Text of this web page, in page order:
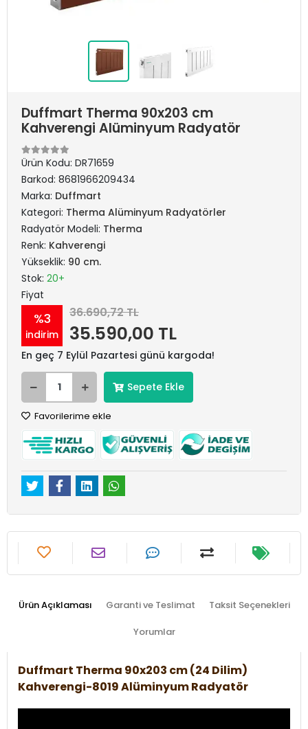
Duffmart Therma 90x203 cm
Kahverengi Alüminyum Radyatör
Ürün Kodu: DR71659
Barkod: 8681966209434
Marka: Duffmart
Kategori: Therma Alüminyum Radyatörler
Radyatör Modeli: Therma
Renk: Kahverengi
Yükseklik: 90 cm.
Stok: 20+
Fiyat
%3
indirim
36.690,72 TL
35.590,00 TL
En geç 7 Eylül Pazartesi günü kargoda!
Sepete Ekle
Favorilerime ekle
Ürün Açıklaması Garanti ve Teslimat Taksit Seçenekleri
Yorumlar
Duffmart Therma 90x203 cm (24 Dilim)
Kahverengi-8019 Alüminyum Radyatör